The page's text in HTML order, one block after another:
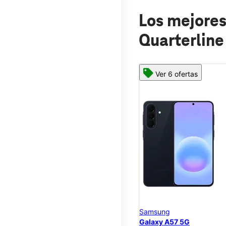
Los
Quarterline
Ver 6 ofertas
Samsung
Galaxy A57 5G